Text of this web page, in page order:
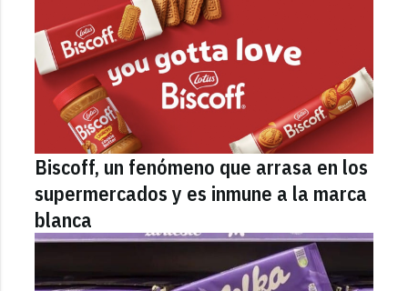
Biscoff, un fenómeno que arrasa en los
supermercados y es inmune a la marca
blanca